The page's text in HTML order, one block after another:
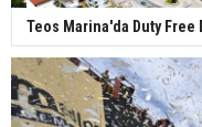
Teos Marina'da Duty Free